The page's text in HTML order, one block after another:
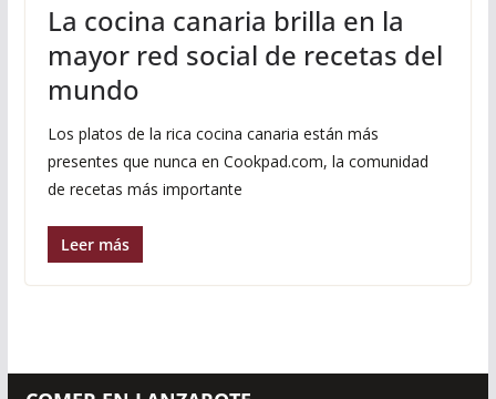
La cocina canaria brilla en la
mayor red social de recetas del
mundo
Los platos de la rica cocina canaria están más
presentes que nunca en Cookpad.com, la comunidad
de recetas más importante
Leer más